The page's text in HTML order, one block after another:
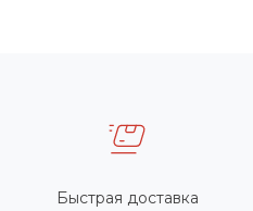
Быстрая доставка